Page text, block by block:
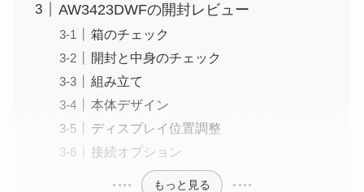
AW3423DWFの開封レビュー
箱のチェック
開封と中身のチェック
組み立て
本体デザイン
ディスプレイ位置調整
接続オプション
もっと見る